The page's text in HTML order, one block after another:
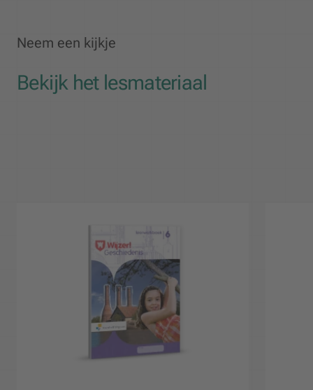
Neem een kijkje
Bekijk het lesmateriaal